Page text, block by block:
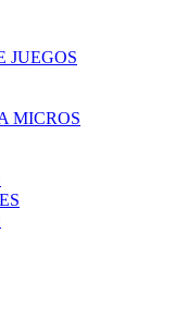
JUEGOS
MICROS